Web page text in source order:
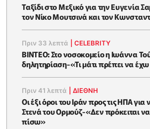
Ταξίδι στο Μεξικό για την Ευγενία
τον Νίκο Μουτσινά και τον
Πριν 33 λεπτά |CELEBRITY
ΒΙΝΤΕΟ: Στο νοσοκομείο η Ιωάννα
δηλητηρίαση-«Τι μάτι πρέπει να
Πριν 41 λεπτά |ΔΙΕΘΝΗ
Οι έξι όροι του Ιράν προς τις ΗΠΑ
Στενά του Ορμούζ-«Δεν πρόκειται
πίσω»